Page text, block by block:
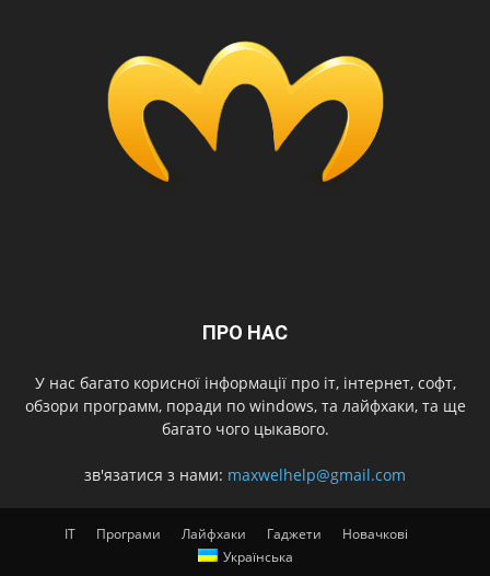
ПРО НАС
У нас багато корисної інформації про іт, інтернет, софт,
обзори программ, поради по windows, та лайфхаки, та ще
багато чого цыкавого.
зв'язатися з нами: maxwelhelp@gmail.com
IT Програми Лайфхаки Гаджети
Новачкові
Українська